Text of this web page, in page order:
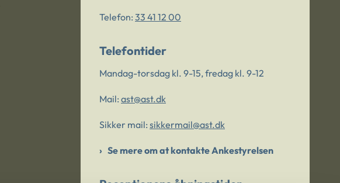
Telefon: 33 41 12 00
Telefontider
Mandag-torsdag kl. 9-15, fredag kl. 9-12
Mail: ast@ast.dk
Sikker mail: sikkermail@ast.dk
Se mere om at kontakte Ankestyrelsen